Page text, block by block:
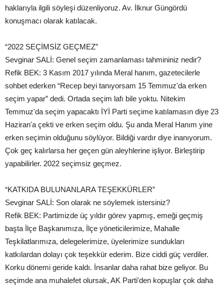
haklarıyla ilgili söyleşi düzenliyoruz. Av. İlknur Güngördü
konuşmacı olarak katılacak.
“2022 SEÇİMSİZ GEÇMEZ”
Sevginar SALİ: Genel seçim zamanlaması tahmininiz nedir?
Refik BEK: 3 Kasım 2017 yılında Meral hanım, gazetecilerle
sohbet ederken “Recep beyi tanıyorsam 15 Temmuz'da erken
seçim yapar” dedi. Ortada seçim lafı bile yoktu. Nitekim
Temmuz'da seçim yapacaktı İYİ Parti seçime katılamasın diye 23
Haziran'a çekti ve erken seçim oldu. Şu anda Meral Hanım yine
erken seçimin olduğunu söylüyor. Bildiği vardır diye inanıyorum.
Çok geç kalırlarsa her geçen gün aleyhlerine işliyor. Birleştirip
yapabilirler. 2022 seçimsiz geçmez.
“KATKIDA BULUNANLARA TEŞEKKÜRLER”
Sevginar SALİ: Son olarak ne söylemek istersiniz?
Refik BEK: Partimizde üç yıldır görev yapmış, emeği geçmiş
başta İlçe Başkanımıza, İlçe yöneticilerimize, Mahalle
Teşkilatlarımıza, delegelerimize, üyelerimize sundukları
katkılardan dolayı çok teşekkür ederim. Bize ciddi güç verdiler.
Korku dönemi geride kaldı. İnsanlar daha rahat bize geliyor. Bu
seçimde ana muhalefet olursak, AK Parti'den kopuşlar çok daha